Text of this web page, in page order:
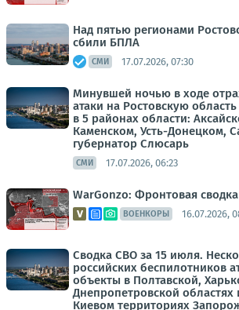
Над пятью регионами
сбили БПЛА
СМИ 17.07.2026, 07:30
Минувшей ночью в ходе
атаки на Ростовскую
в 5 районах области:
Каменском, Усть-Донецком,
губернатор Слюсарь
СМИ 17.07.2026, 06:23
WarGonzo: Фронтовая
ВОЕНКОРЫ 16.07.2026,
Сводка СВО за 15 июля.
российских беспилотников
объекты в Полтавской,
Днепропетровской
Киевом территориях